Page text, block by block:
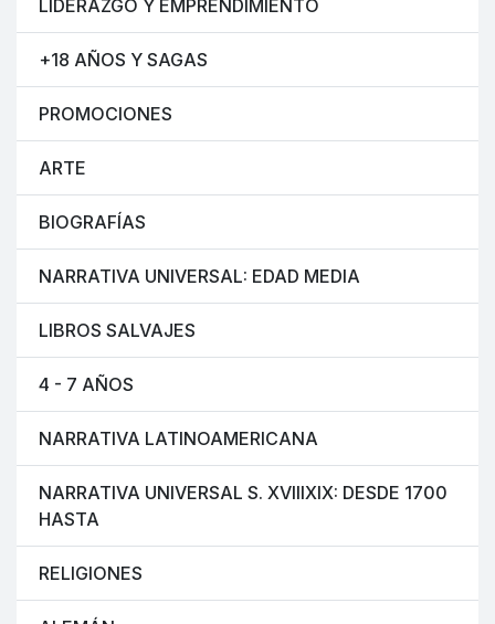
LIDERAZGO Y EMPRENDIMIENTO
+18 AÑOS Y SAGAS
PROMOCIONES
ARTE
BIOGRAFÍAS
NARRATIVA UNIVERSAL: EDAD MEDIA
LIBROS SALVAJES
4 - 7 AÑOS
NARRATIVA LATINOAMERICANA
NARRATIVA UNIVERSAL S. XVIIIXIX: DESDE 1700
HASTA
RELIGIONES